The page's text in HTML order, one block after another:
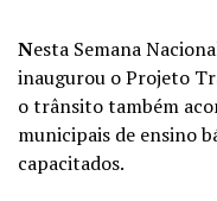
Nesta Semana
inaugurou o Projeto
o trânsito também
municipais de ensino
capacitados.